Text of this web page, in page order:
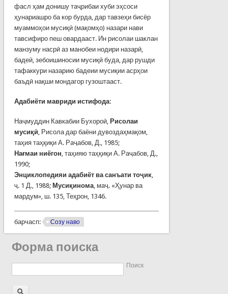
фасл ҳам донишу таҷрибаи хуби эҳсоси
ҳунариашро ба кор бурда, дар тавзеҳи бисёр
муаммоҳои мусиқӣ (мақомҳо) назари нави
тавсифиро пеш овардааст. Ин рисолаи шаклан
манзуму насрӣ аз манобеи нодири назарӣ,
бадеӣ, зебоишиносии мусиқӣ буда, дар рушди
тафаккури назарию бадеии мусиқии асрҳои
баъдӣ нақши мондагор гузоштааст.
Адабиёти мавриди истифода:
Наҷмуддин Кавкабии Бухороӣ, Рисолаи
мусиқӣ , Рисола дар баёни дувоздаҳмақом,
таҳия таҳқиқи А. Раҷабов, Д., 1985;
Нағмаи ниёгон , таҳияю таҳқиқи А. Раҷабов, Д.,
1990;
Энциклопедияи адабиёт ва санъати тоҷик,
ҷ. 1 Д., 1988; Мусиқинома, маҷ. «Ҳунар ва
мардум», ш. 135, Теҳрон, 1346.
барчасп: Созу наво
Форма поиска
Поиск